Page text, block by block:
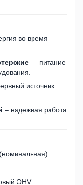
во время
— питание
источник
– надежная работа
OHV